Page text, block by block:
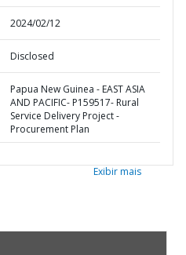
2024/02/12
Disclosed
Papua New Guinea - EAST ASIA
AND PACIFIC- P159517- Rural
Service Delivery Project -
Procurement Plan
Exibir mais